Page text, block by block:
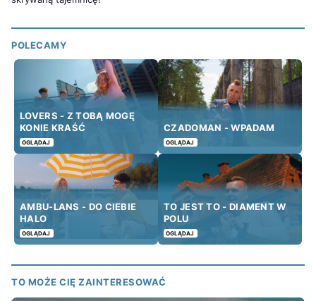
POLECAMY
LOVERS - Z TOBĄ MOGĘ
KONIE KRAŚĆ
OGLĄDAJ
CZADOMAN - WPADAM
OGLĄDAJ
AMBU-LANS - DO CIEBIE
HALO
OGLĄDAJ
TO JEST TO - DIAMENT W
POLU
OGLĄDAJ
TO MOŻE CIĘ ZAINTERESOWAĆ